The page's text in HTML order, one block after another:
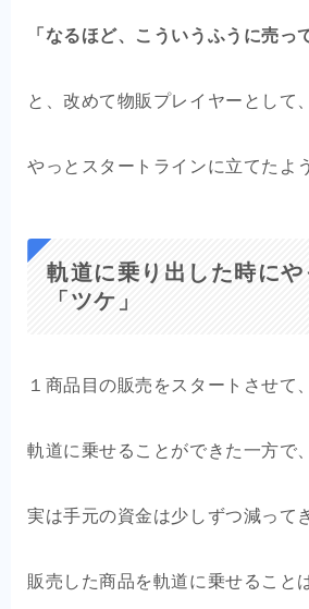
「なるほど、こういうふうに売っ
と、改めて物販プレイヤーとして、
やっとスタートラインに立てたよ
軌道に乗り出した時にや
「ツケ」
１商品目の販売をスタートさせて、
軌道に乗せることができた一方で、
実は手元の資金は少しずつ減って
販売した商品を軌道に乗せること